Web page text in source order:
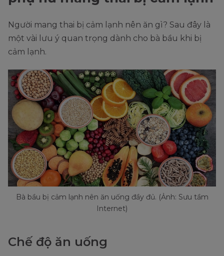
Người mang thai bị cảm lạnh nên ăn gì? Sau đây là
một vài lưu ý quan trọng dành cho bà bầu khi bị
cảm lạnh.
Bà bầu bị cảm lạnh nên ăn uống đầy đủ. (Ảnh: Sưu tầm
Internet)
Chế độ ăn uống